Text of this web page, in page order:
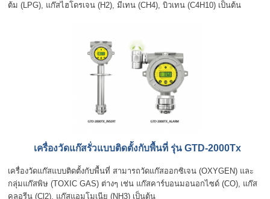
ต้ม (LPG), แก๊สไฮโดรเจน (H2), มีเทน (CH4), บิวเทน (C4H10) เป็นต้น
เครื่องวัดแก๊สรั่วแบบติดตั้งกับพื้นที่ รุ่น GTD-2000Tx
เครื่องวัดแก๊สแบบติดตั้งกับพื้นที่ สามารถวัดแก๊สออกซิเจน (OXYGEN) และ
กลุ่มแก๊สพิษ (TOXIC GAS) ต่างๆ เช่น แก๊สคาร์บอนมอนอกไซด์ (CO), แก๊ส
คลอรีน (Cl2), แก๊สแอมโมเนีย (NH3) เป็นต้น